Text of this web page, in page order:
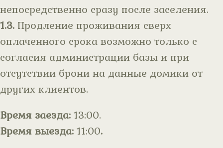
непосредственно сразу после заселения.
1.3. Продление проживания сверх
оплаченного срока возможно только с
согласия администрации базы и при
отсутствии брони на данные домики от
других клиентов.
Время заезда: 13:00.
Время выезда: 11:00.